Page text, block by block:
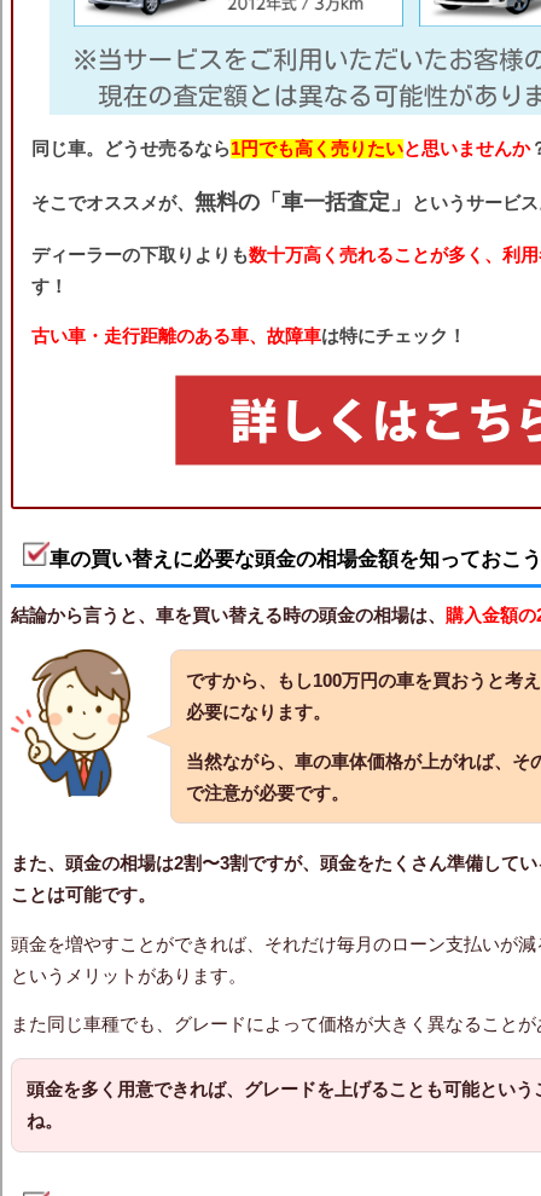
同じ車。どうせ売るなら1円でも高く売りたいと思いませんか
そこでオススメが、 無料の「車一括査定」 というサービ
ディーラーの下取りよりも数十万高く売れることが多く、利
す！
古い車・走行距離のある車、故障車は特にチェック！
車の買い替えに必要な頭金の相場金額を知っておこう
結論から言うと、車を買い替える時の頭金の相場は、 購入金額
ですから、もし100万円の車を買おうと考
必要になります。
当然ながら、車の車体価格が上がれば、そ
で注意が必要です。
また、頭金の相場は2割〜3割ですが、頭金をたくさん準備して
ことは可能です。
頭金を増やすことができれば、それだけ毎月のローン支払いが
というメリットがあります。
また同じ車種でも、グレードによって価格が大きく異なること
頭金を多く用意できれば、グレードを上げることも可能という
ね。